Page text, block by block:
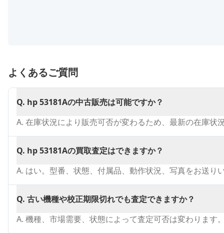
よくあるご質問
Q. hp 53181Aの中古販売は可能ですか？
A. 在庫状況により販売可否が変わるため、最新の在庫状
Q. hp 53181Aの買取査定はできますか？
A. はい。型番、状態、付属品、動作状況、写真をお送
Q. 古い機種や校正期限切れでも査定できますか？
A. 機種、市場需要、状態によって査定可否は変わります